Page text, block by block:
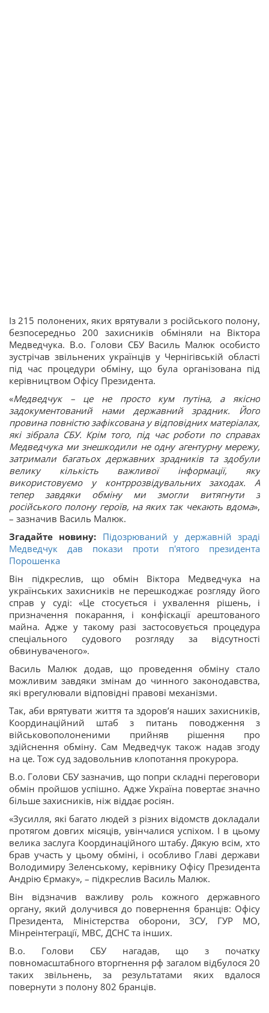
Із 215 полонених, яких врятували з російського полону,
безпосередньо 200 захисників обміняли на Віктора
Медведчука. В.о. Голови СБУ Василь Малюк особисто
зустрічав звільнених українців у Чернігівській області
під час процедури обміну, що була організована під
керівництвом Офісу Президента.
«Медведчук – це не просто кум путіна, а якісно
задокументований нами державний зрадник. Його
провина повністю зафіксована у відповідних матеріалах,
які зібрала СБУ. Крім того, під час роботи по справах
Медведчука ми знешкодили не одну агентурну мережу,
затримали багатьох державних зрадників та здобули
велику кількість важливої інформації, яку
використовуємо у контррозвідувальних заходах. А
тепер завдяки обміну ми змогли витягнути з
російського полону героїв, на яких так чекають вдома»,
– зазначив Василь Малюк.
Згадайте новину: Підозрюваний у державній зраді
Медведчук дав покази проти п'ятого президента
Порошенка
Він підкреслив, що обмін Віктора Медведчука на
українських захисників не перешкоджає розгляду його
справ у суді: «Це стосується і ухвалення рішень, і
призначення покарання, і конфіскації арештованого
майна. Адже у такому разі застосовується процедура
спеціального судового розгляду за відсутності
обвинуваченого».
Василь Малюк додав, що проведення обміну стало
можливим завдяки змінам до чинного законодавства,
які врегулювали відповідні правові механізми.
Так, аби врятувати життя та здоров’я наших захисників,
Координаційний штаб з питань поводження з
військовополоненими прийняв рішення про
здійснення обміну. Сам Медведчук також надав згоду
на це. Тож суд задовольнив клопотання прокурора.
В.о. Голови СБУ зазначив, що попри складні переговори
обмін пройшов успішно. Адже Україна повертає значно
більше захисників, ніж віддає росіян.
«Зусилля, які багато людей з різних відомств докладали
протягом довгих місяців, увінчалися успіхом. І в цьому
велика заслуга Координаційного штабу. Дякую всім, хто
брав участь у цьому обміні, і особливо Главі держави
Володимиру Зеленському, керівнику Офісу Президента
Андрію Єрмаку», – підкреслив Василь Малюк.
Він відзначив важливу роль кожного державного
органу, який долучився до повернення бранців: Офісу
Президента, Міністерства оборони, ЗСУ, ГУР МО,
Мінреінтеграції, МВС, ДСНС та інших.
В.о. Голови СБУ нагадав, що з початку
повномасштабного вторгнення рф загалом відбулося 20
таких звільнень, за результатами яких вдалося
повернути з полону 802 бранців.